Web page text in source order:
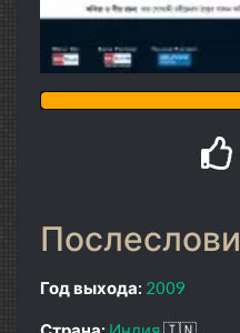
Год выхода: 2009